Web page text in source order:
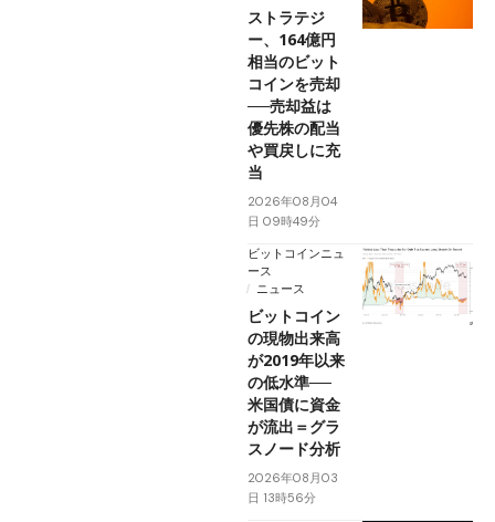
ストラテジ
ー、164億円
相当のビット
コインを売却
──売却益は
優先株の配当
や買戻しに充
当
2026年08月04
日 09時49分
ビットコインニュ
ース
ニュース
ビットコイン
の現物出来高
が2019年以来
の低水準──
米国債に資金
が流出＝グラ
スノード分析
2026年08月03
日 13時56分